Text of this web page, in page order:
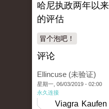
哈尼执政两年以来
的评估
冒个泡吧！
评论
Ellincuse (未验证)
星期一, 06/03/2019 - 02:00
永久连接
Viagra